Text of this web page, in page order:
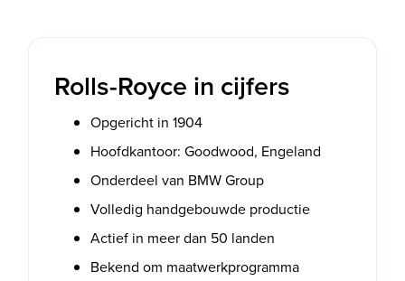
Rolls-Royce in cijfers
Opgericht in 1904
Hoofdkantoor: Goodwood, Engeland
Onderdeel van BMW Group
Volledig handgebouwde productie
Actief in meer dan 50 landen
Bekend om maatwerkprogramma